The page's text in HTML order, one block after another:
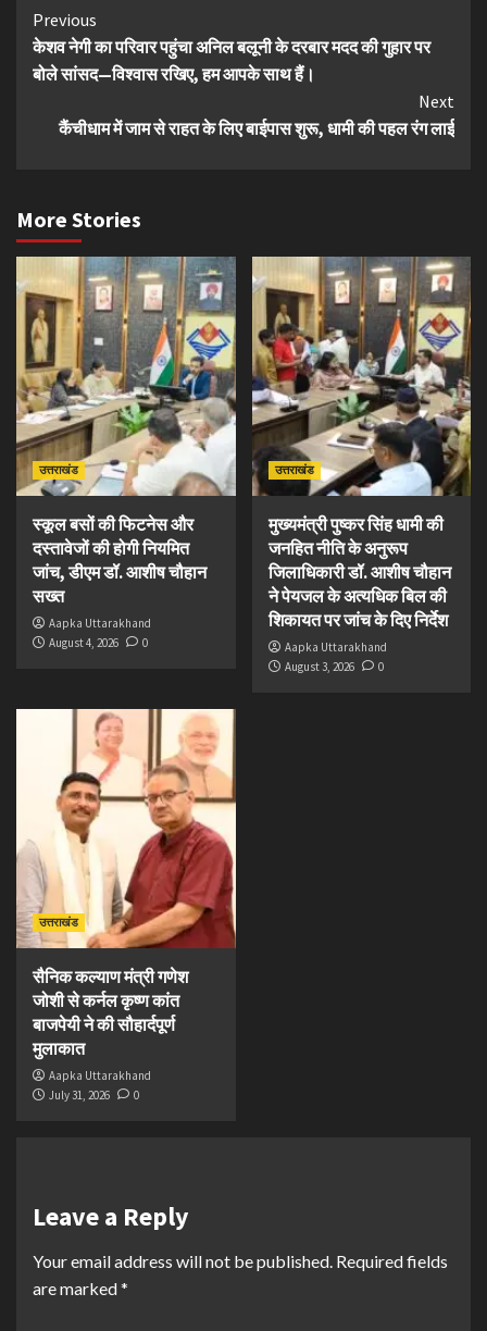
Continue
Reading
Previous
केशव नेगी का परिवार पहुंचा अनिल बलूनी के दरबार मदद की गुहार पर
बोले सांसद—विश्वास रखिए, हम आपके साथ हैं।
Next
कैंचीधाम में जाम से राहत के लिए बाईपास शुरू, धामी की पहल रंग लाई
More Stories
उत्तराखंड
स्कूल बसों की फिटनेस और
दस्तावेजों की होगी नियमित
जांच, डीएम डॉ. आशीष चौहान
सख्त
Aapka Uttarakhand
August 4, 2026
0
उत्तराखंड
मुख्यमंत्री पुष्कर सिंह धामी की
जनहित नीति के अनुरूप
जिलाधिकारी डॉ. आशीष चौहान
ने पेयजल के अत्यधिक बिल की
शिकायत पर जांच के दिए निर्देश
Aapka Uttarakhand
August 3, 2026
0
उत्तराखंड
सैनिक कल्याण मंत्री गणेश
जोशी से कर्नल कृष्ण कांत
बाजपेयी ने की सौहार्दपूर्ण
मुलाकात
Aapka Uttarakhand
July 31, 2026
0
Leave a Reply
Your email address will not be published. Required fields
are marked*